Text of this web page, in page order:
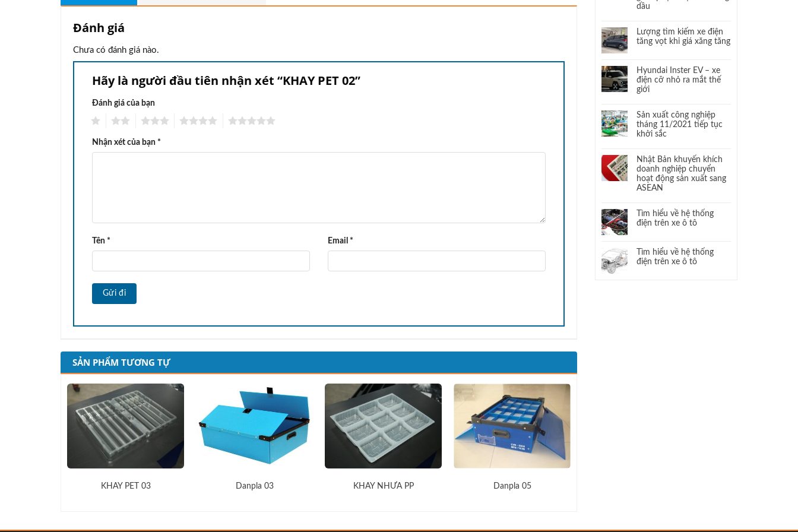
dầu
Lượng tìm kiếm xe điện
tăng vọt khi giá xăng tăng
Hyundai Inster EV – xe
điện cỡ nhỏ ra mắt thế
giới
Sản xuất công nghiệp
tháng 11/2021 tiếp tục
khởi sắc
Nhật Bản khuyến khích
doanh nghiệp chuyển
hoạt động sản xuất sang
ASEAN
Tìm hiểu về hệ thống
điện trên xe ô tô
Tìm hiểu về hệ thống
điện trên xe ô tô
Đánh giá
Chưa có đánh giá nào.
Hãy là người đầu tiên nhận xét “KHAY PET 02”
Đánh giá của bạn
Nhận xét của bạn *
Tên * Email *
SẢN PHẨM TƯƠNG TỰ
KHAY PET 03 Danpla 03 KHAY NHƯA PP Danpla 05